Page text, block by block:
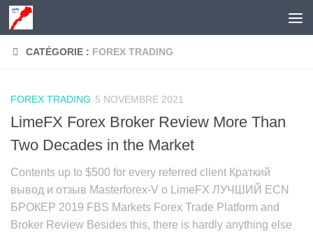
Skip to content
CATÉGORIE : FOREX TRADING
FOREX TRADING 5 NOVEMBRE 2021
LimeFX Forex Broker Review More Than
Two Decades in the Market
Contents up to $500 for every referred client Краткий
вывод и отзыв Masterforex-V о LimeFX ЛУЧШИЙ ECN
БРОКЕР 2019 FBS Markets Forex Trade Platform and
Broker Review Besides this, there is hardly anything else